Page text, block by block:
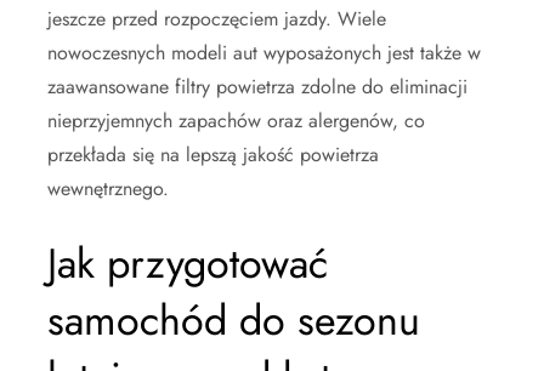
jeszcze przed rozpoczęciem jazdy. Wiele
nowoczesnych modeli aut wyposażonych jest także w
zaawansowane filtry powietrza zdolne do eliminacji
nieprzyjemnych zapachów oraz alergenów, co
przekłada się na lepszą jakość powietrza
wewnętrznego.
Jak przygotować
samochód do sezonu